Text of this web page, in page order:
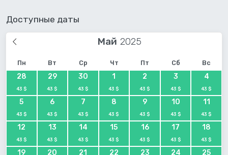
Доступные даты
Май
Пн Вт Ср Чт Пт Сб Вс
28
43 $
29
43 $
30
43 $
1
43 $
2
43 $
3
43 $
4
43 $
5
43 $
6
43 $
7
43 $
8
43 $
9
43 $
10
43 $
11
43 $
12
43 $
13
43 $
14
43 $
15
43 $
16
43 $
17
43 $
18
43 $
19 20 21 22 23 24 25